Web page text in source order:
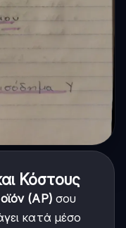
Κόστους
(AP) σου
κατά μέσο